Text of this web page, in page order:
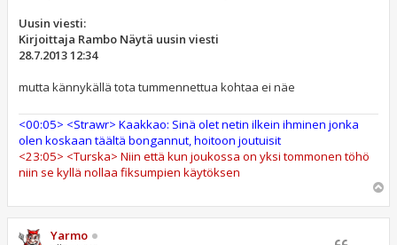
Uusin viesti:
Kirjoittaja Rambo Näytä uusin viesti
28.7.2013 12:34
mutta kännykällä tota tummennettua kohtaa ei näe
<00:05> <Strawr> Kaakkao: Sinä olet netin ilkein ihminen jonka
olen koskaan täältä bongannut, hoitoon joutuisit
<23:05> <Turska> Niin että kun joukossa on yksi tommonen töhö
niin se kyllä nollaa fiksumpien käytöksen
ö
Yarmo